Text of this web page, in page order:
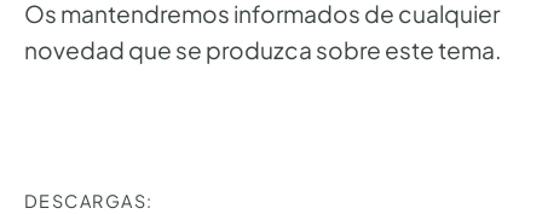
Os mantendremos informados de cualquier
novedad que se produzca sobre este tema.
DESCARGAS: